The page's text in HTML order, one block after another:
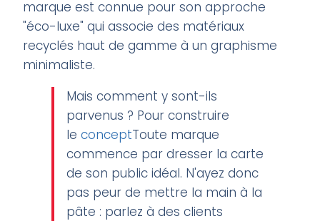
marque est connue pour son approche
"éco-luxe" qui associe des matériaux
recyclés haut de gamme à un graphisme
minimaliste.
Mais comment y sont-ils
parvenus ? Pour construire
leconceptToute marque
commence par dresser la carte
de son public idéal. N'ayez donc
pas peur de mettre la main à la
pâte : parlez à des clients